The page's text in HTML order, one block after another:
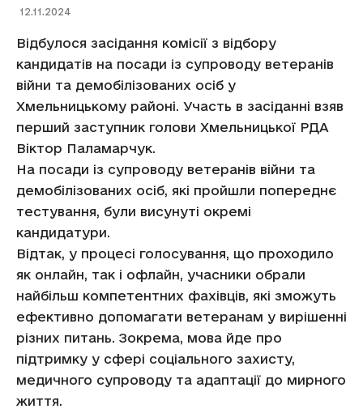
12.11.2024
Відбулося засідання комісії з відбору
кандидатів на посади із супроводу ветеранів
війни та демобілізованих осіб у
Хмельницькому районі. Участь в засіданні взяв
перший заступник голови Хмельницької РДА
Віктор Паламарчук.
На посади із супроводу ветеранів війни та
демобілізованих осіб, які пройшли попереднє
тестування, були висунуті окремі
кандидатури.
Відтак, у процесі голосування, що проходило
як онлайн, так і офлайн, учасники обрали
найбільш компетентних фахівців, які зможуть
ефективно допомагати ветеранам у вирішенні
різних питань. Зокрема, мова йде про
підтримку у сфері соціального захисту,
медичного супроводу та адаптації до мирного
життя.